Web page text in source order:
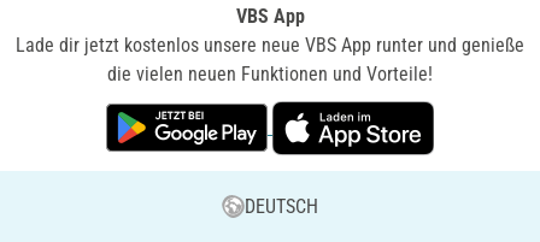
VBS App
Lade dir jetzt kostenlos unsere neue VBS App runter und genieße
die vielen neuen Funktionen und Vorteile!
DEUTSCH